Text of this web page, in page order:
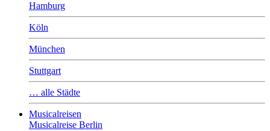
Hamburg
Köln
München
Stuttgart
… alle Städte
Musicalreisen
Musicalreise Berlin